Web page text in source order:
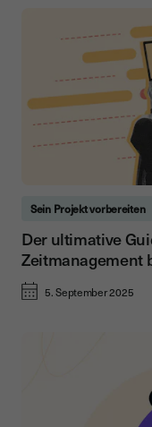
Sein Projekt vorbereiten
Der ultimative
Zeitmanagement
5. September 2025